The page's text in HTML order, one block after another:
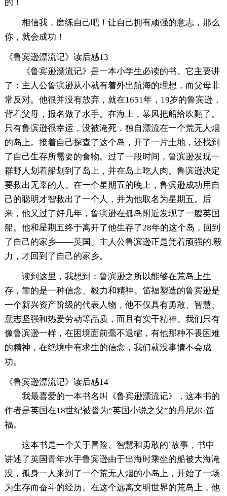
的！
相信我，磨练自己吧！让自己拥有顽强的意志，那么
你，就会成功！
《鲁宾逊漂流记》读后感13
《鲁宾逊漂流记》是一本小学生必读的书。它主要讲
了：主人公鲁滨逊从小就有着外出航海的理想，而父母非
常反对。他很并没有放弃，就在1651年，19岁的鲁宾逊，
背着父母，报名做了水手。在海上，暴风把船给吹翻了。
只有鲁滨逊很幸运，没被淹死，独自漂流在一个荒无人烟
的岛上。接着自己探查了这个岛，开了一片土地，还找到
了自己生存所需要的食物。过了一段时间，鲁滨逊发现一
群野人划着船划到了岛上，并在岛上吃人肉。鲁滨逊决定
要救出无辜的人。在一个星期五的晚上，鲁滨逊成功用自
己的聪明才智救出了一个人，并为他取名为星期五。后
来，他又过了好几年，鲁滨逊在孤岛附近发现了一艘英国
船。他和星期五终于离开了他生存了28年的这个岛，回到
了自己的家乡——英国。主人公鲁滨逊正是凭着顽强的.毅
力，才回到了自己的家乡。
读到这里，我想到：鲁滨逊之所以能够在荒岛上生
存，靠的是一种信念、毅力和精神。笛福塑造的鲁宾逊是
一个新兴资产阶级的代表人物，他不仅具有勇敢、智慧、
意志坚强和热爱劳动等品质，而且有实干精神。我们只有
像鲁滨逊一样，在困境面前毫不退缩，有他那种不畏困难
的精神，在绝境中有求生的信念，我们就没事情不会成
功。
《鲁宾逊漂流记》读后感14
我最喜爱的一本书名叫《鲁宾逊漂流记》，这本书的
作者是英国在18世纪被誉为“英国小说之父”的丹尼尔·笛
福。
这本书是一个关于冒险、智慧和勇敢的`故事，书中
讲述了英国青年水手鲁宾逊由于出海时乘坐的船被大海淹
没，孤身一人来到了一个荒无人烟的小岛上，开始了一场
为生存而奋斗的经历。在这个远离文明世界的荒岛上，他